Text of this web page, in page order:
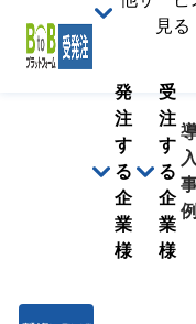
見る
発
注
す
る
企
業
様
受
注
す
る
企
業
様
入
例